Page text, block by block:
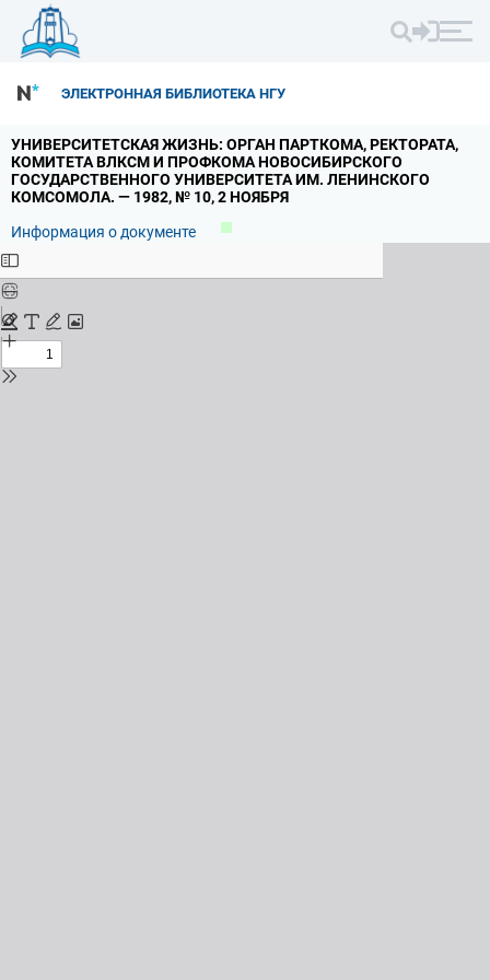
ЭЛЕКТРОННАЯ БИБЛИОТЕКА НГУ
УНИВЕРСИТЕТСКАЯ ЖИЗНЬ: ОРГАН ПАРТКОМА,РЕКТОРАТА,
КОМИТЕТА ВЛКСМ И ПРОФКОМА НОВОСИБИРСКОГО
ГОСУДАРСТВЕННОГО УНИВЕРСИТЕТА ИМ. ЛЕНИНСКОГО
КОМСОМОЛА. — 1982,№ 10,2 НОЯБРЯ
Информация о документе